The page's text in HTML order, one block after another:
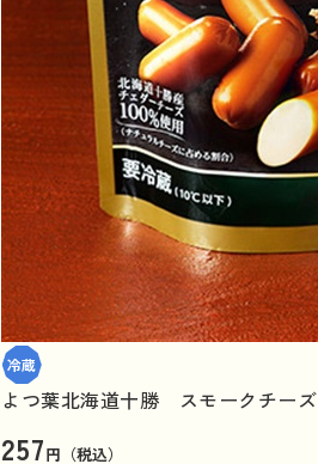
よつ葉北海道十勝 スモークチーズ
257円（税込）